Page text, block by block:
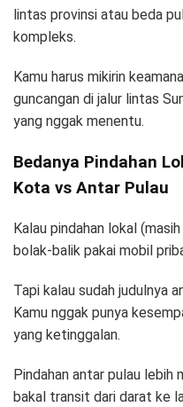
lintas provinsi atau beda
kompleks.
Kamu harus mikirin
guncangan di jalur lintas
yang nggak menentu.
Bedanya Pindahan
Kota vs Antar Pulau
Kalau pindahan lokal
bolak-balik pakai mobil
Tapi kalau sudah judulnya
Kamu nggak punya
yang ketinggalan.
Pindahan antar pulau lebih
bakal transit dari darat ke